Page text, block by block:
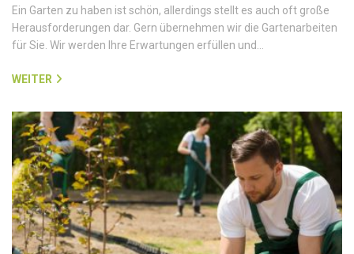
Ein Garten zu haben ist schön, allerdings stellt es auch oft große
Herausforderungen dar. Gern übernehmen wir die Gartenarbeiten
für Sie. Wir werden Ihre Erwartungen erfüllen und…
WEITER